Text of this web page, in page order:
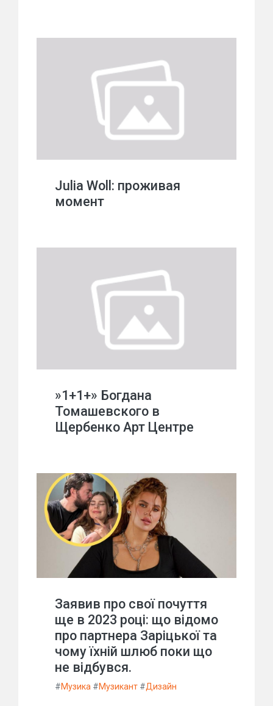
Julia Woll: проживая
момент
»1+1+» Богдана
Томашевского в
Щербенко Арт Центре
Заявив про свої почуття
ще в 2023 році: що відомо
про партнера Заріцької та
чому їхній шлюб поки що
не відбувся.
#Музика #Музикант #Дизайн